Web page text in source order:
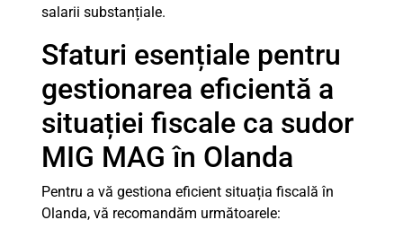
salarii substanțiale.
Sfaturi esențiale pentru
gestionarea eficientă a
situației fiscale ca sudor
MIG MAG în Olanda
Pentru a vă gestiona eficient situația fiscală în
Olanda, vă recomandăm următoarele: